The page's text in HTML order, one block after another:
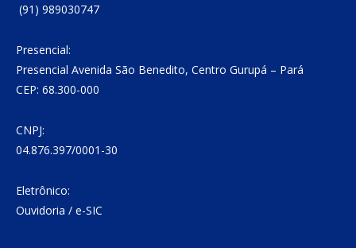
(91) 989030747
Presencial:
Presencial Avenida São Benedito, Centro Gurupá – Pará
CEP: 68.300-000
CNPJ:
04.876.397/0001-30
Eletrônico:
Ouvidoria / e-SIC